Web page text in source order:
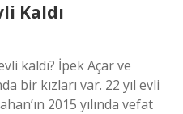
Kaldı
kaldı? İpek Açar ve
bir kızları var. 22 yıl evli
2015 yılında vefat